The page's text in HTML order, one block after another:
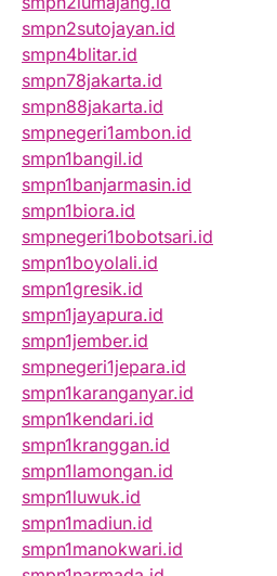
smpn2sutojayan.id
smpn4blitar.id
smpn78jakarta.id
smpn88jakarta.id
smpnegeri1ambon.id
smpn1bangil.id
smpn1banjarmasin.id
smpn1biora.id
smpnegeri1bobotsari.id
smpn1boyolali.id
smpn1gresik.id
smpn1jayapura.id
smpn1jember.id
smpnegeri1jepara.id
smpn1karanganyar.id
smpn1kendari.id
smpn1kranggan.id
smpn1lamongan.id
smpn1luwuk.id
smpn1madiun.id
smpn1manokwari.id